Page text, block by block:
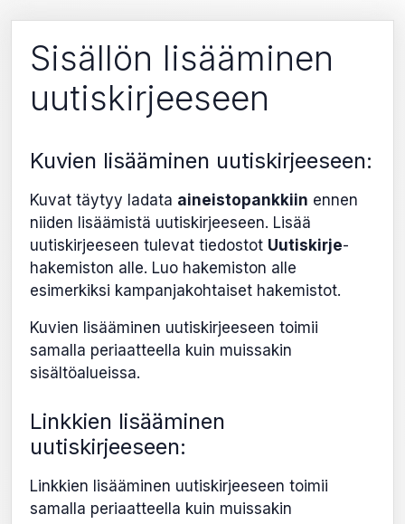
Sisällön lisääminen
uutiskirjeeseen
Kuvien lisääminen uutiskirjeeseen:
Kuvat täytyy ladata aineistopankkiin ennen
niiden lisäämistä uutiskirjeeseen. Lisää
uutiskirjeeseen tulevat tiedostot Uutiskirje-
hakemiston alle. Luo hakemiston alle
esimerkiksi kampanjakohtaiset hakemistot.
Kuvien lisääminen uutiskirjeeseen toimii
samalla periaatteella kuin muissakin
sisältöalueissa.
Linkkien lisääminen
uutiskirjeeseen:
Linkkien lisääminen uutiskirjeeseen toimii
samalla periaatteella kuin muissakin